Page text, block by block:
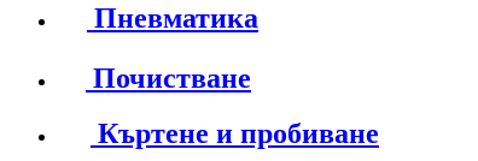
Пневматика
Почистване
Къртене и пробиване